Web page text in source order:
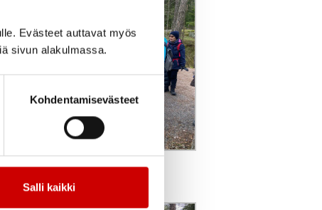
Evästeet auttavat myös
sivun alakulmassa.
Kohdentamisevästeet
Salli kaikki